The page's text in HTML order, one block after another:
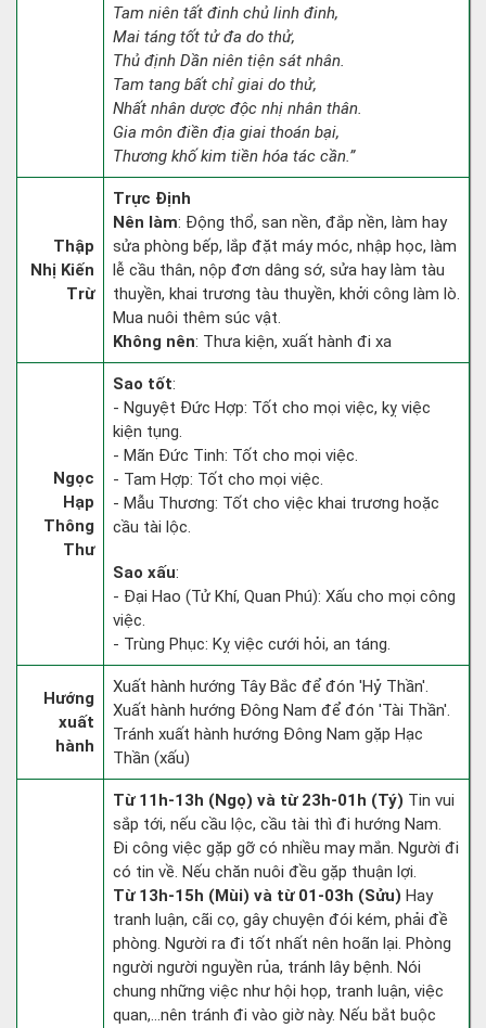
Tam niên tất đinh chủ linh đinh,
Mai táng tốt tử đa do thử,
Thủ định Dần niên tiện sát nhân.
Tam tang bất chỉ giai do thử,
Nhất nhân dược độc nhị nhân thân.
Gia môn điền địa giai thoán bại,
Thương khố kim tiền hóa tác cần.”
Thập
Nhị Kiến
Trừ
Trực Định
Nên làm: Động thổ, san nền, đắp nền, làm hay
sửa phòng bếp, lắp đặt máy móc, nhập học, làm
lễ cầu thân, nộp đơn dâng sớ, sửa hay làm tàu
thuyền, khai trương tàu thuyền, khởi công làm lò.
Mua nuôi thêm súc vật.
Không nên: Thưa kiện, xuất hành đi xa
Ngọc
Hạp
Thông
Thư
Sao tốt:
- Nguyệt Đức Hợp: Tốt cho mọi việc, kỵ việc
kiện tụng.
- Mãn Đức Tinh: Tốt cho mọi việc.
- Tam Hợp: Tốt cho mọi việc.
- Mẫu Thương: Tốt cho việc khai trương hoặc
cầu tài lộc.
Sao xấu:
- Đại Hao (Tử Khí, Quan Phú): Xấu cho mọi công
việc.
- Trùng Phục: Kỵ việc cưới hỏi, an táng.
Hướng
xuất
hành
Xuất hành hướng Tây Bắc để đón 'Hỷ Thần'.
Xuất hành hướng Đông Nam để đón 'Tài Thần'.
Tránh xuất hành hướng Đông Nam gặp Hạc
Thần (xấu)
Từ 11h-13h (Ngọ) và từ 23h-01h (Tý) Tin vui
sắp tới, nếu cầu lộc, cầu tài thì đi hướng Nam.
Đi công việc gặp gỡ có nhiều may mắn. Người đi
có tin về. Nếu chăn nuôi đều gặp thuận lợi.
Từ 13h-15h (Mùi) và từ 01-03h (Sửu) Hay
tranh luận, cãi cọ, gây chuyện đói kém, phải đề
phòng. Người ra đi tốt nhất nên hoãn lại. Phòng
người người nguyền rủa, tránh lây bệnh. Nói
chung những việc như hội họp, tranh luận, việc
quan,…nên tránh đi vào giờ này. Nếu bắt buộc